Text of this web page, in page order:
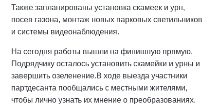
Также запланированы установка скамеек и урн,
посев газона, монтаж новых парковых светильников
и системы видеонаблюдения.
На сегодня работы вышли на финишную прямую.
Подрядчику осталось установить скамейки и урны и
завершить озеленение.В ходе выезда участники
партдесанта пообщались с местными жителями,
чтобы лично узнать их мнение о преобразованиях.